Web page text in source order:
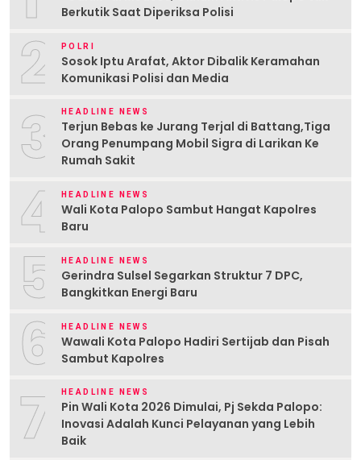
Berkutik Saat Diperiksa Polisi
2 POLRI
Sosok Iptu Arafat, Aktor Dibalik Keramahan
Komunikasi Polisi dan Media
3 HEADLINE NEWS
Terjun Bebas ke Jurang Terjal di Battang,Tiga
Orang Penumpang Mobil Sigra di Larikan Ke
Rumah Sakit
4 HEADLINE NEWS
Wali Kota Palopo Sambut Hangat Kapolres
Baru
5 HEADLINE NEWS
Gerindra Sulsel Segarkan Struktur 7 DPC,
Bangkitkan Energi Baru
6 HEADLINE NEWS
Wawali Kota Palopo Hadiri Sertijab dan Pisah
Sambut Kapolres
7 HEADLINE NEWS
Pin Wali Kota 2026 Dimulai, Pj Sekda Palopo:
Inovasi Adalah Kunci Pelayanan yang Lebih
Baik